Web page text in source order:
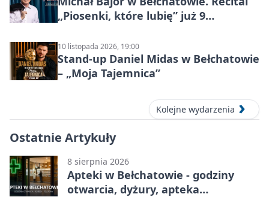
„Piosenki, które lubię” już 9
10 listopada 2026, 19:00
Stand-up Daniel Midas w Bełchatowie
– „Moja Tajemnica”
Kolejne wydarzenia
Ostatnie Artykuły
8 sierpnia 2026
Apteki w Bełchatowie - godziny
otwarcia, dyżury, apteka